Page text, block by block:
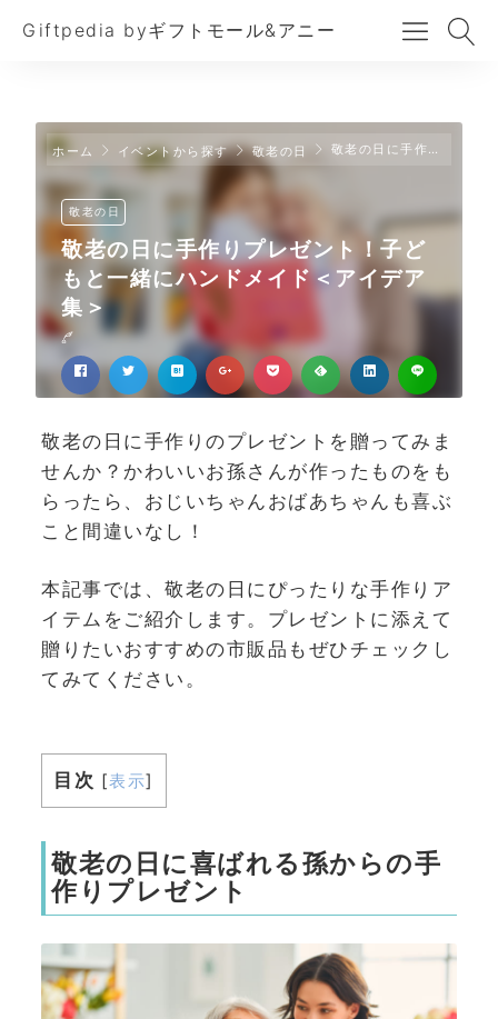
Giftpedia byギフトモール&アニー
ホーム イベントから探す 敬老の日 敬老の日に手作りプレゼント！子どもと一緒にハンドメイド＜アイデア集＞
敬老の日
敬老の日に手作りプレゼント！子ど
もと一緒にハンドメイド＜アイデア
集＞
敬老の日に手作りのプレゼントを贈ってみま
せんか？かわいいお孫さんが作ったものをも
らったら、おじいちゃんおばあちゃんも喜ぶ
こと間違いなし！
本記事では、敬老の日にぴったりな手作りア
イテムをご紹介します。プレゼントに添えて
贈りたいおすすめの市販品もぜひチェックし
てみてください。
目次 [表示]
敬老の日に喜ばれる孫からの手
作りプレゼント